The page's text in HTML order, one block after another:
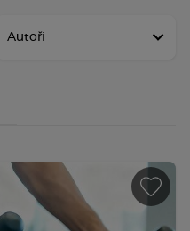
Autoři